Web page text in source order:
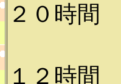
２０時間
パン
１２時間